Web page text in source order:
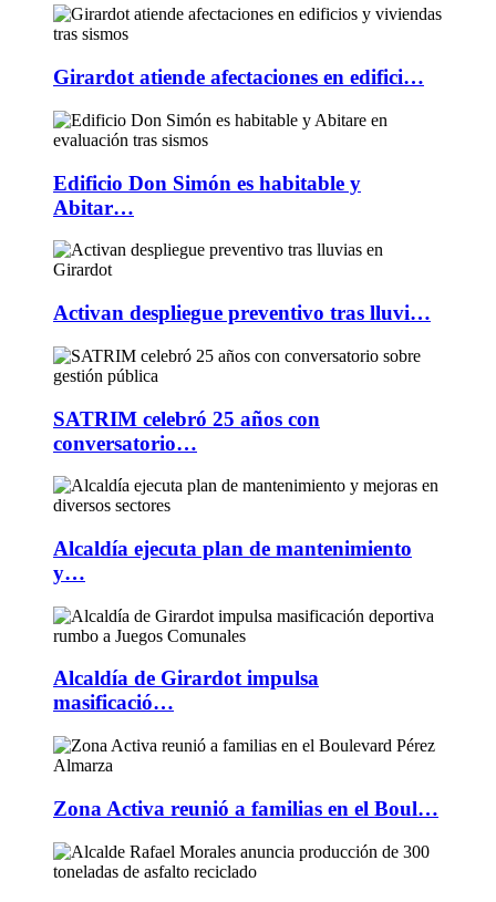
Girardot atiende afectaciones en edifici…
Edificio Don Simón es habitable y
Abitar…
Activan despliegue preventivo tras lluvi…
SATRIM celebró 25 años con
conversatorio…
Alcaldía ejecuta plan de mantenimiento
y…
Alcaldía de Girardot impulsa
masificació…
Zona Activa reunió a familias en el Boul…